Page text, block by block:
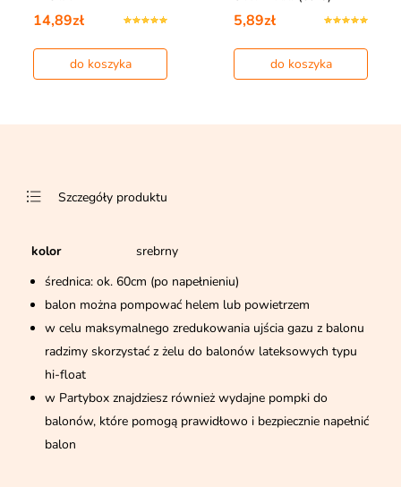
14,89zł
do koszyka
5,89zł
do koszyka
Szczegóły produktu
kolor
srebrny
średnica: ok. 60cm (po napełnieniu)
balon można pompować helem lub powietrzem
w celu maksymalnego zredukowania ujścia gazu z balonu
radzimy skorzystać z żelu do balonów lateksowych typu
hi-float
w Partybox znajdziesz również wydajne pompki do
balonów, które pomogą prawidłowo i bezpiecznie napełnić
balon